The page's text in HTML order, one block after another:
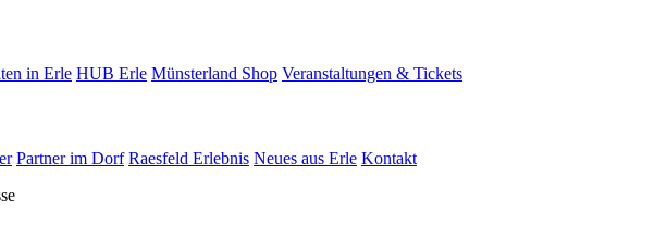
in Erle HUB Erle Münsterland Shop Veranstaltungen & Tickets
Partner im Dorf Raesfeld Erlebnis Neues aus Erle Kontakt